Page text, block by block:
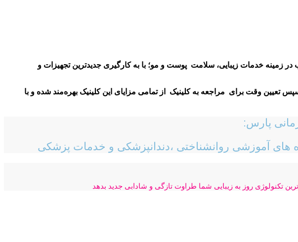
خدمات زیبایی، سلامت پوست و مو؛ با به کارگیری جدیدترین تجهیزات و
وقت برای مراجعه به کلینیک از تمامی مزایای این کلینیک بهره‌مند شده و با
پارس:
های آموزشی روانشناختی ،دندانپزشکی و خدمات پزشکی
تکنولوژی روز به زیبایی شما طراوت تازگی و شادابی جدید بدهد